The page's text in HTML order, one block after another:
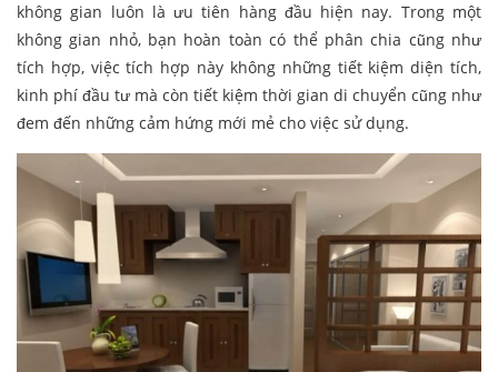
không gian luôn là ưu tiên hàng đầu hiện nay. Trong một
không gian nhỏ, bạn hoàn toàn có thể phân chia cũng như
tích hợp, việc tích hợp này không những tiết kiệm diện tích,
kinh phí đầu tư mà còn tiết kiệm thời gian di chuyển cũng như
đem đến những cảm hứng mới mẻ cho việc sử dụng.